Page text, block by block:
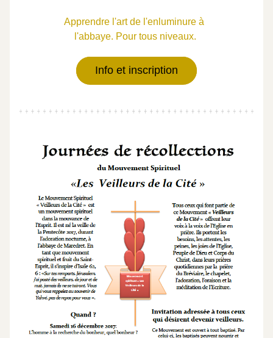
Apprendre l'art de l'enluminure à
l'abbaye. Pour tous niveaux.
Info et inscription